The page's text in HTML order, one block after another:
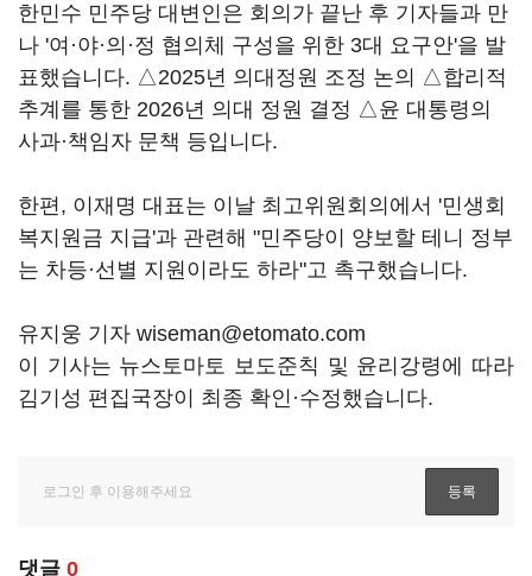
한민수 민주당 대변인은 회의가 끝난 후 기자들과 만
나 '여·야·의·정 협의체 구성을 위한 3대 요구안'을 발
표했습니다. △2025년 의대정원 조정 논의 △합리적
추계를 통한 2026년 의대 정원 결정 △윤 대통령의
사과·책임자 문책 등입니다.
한편, 이재명 대표는 이날 최고위원회의에서 '민생회
복지원금 지급'과 관련해 "민주당이 양보할 테니 정부
는 차등·선별 지원이라도 하라"고 촉구했습니다.
유지웅 기자 wiseman@etomato.com
이 기사는 뉴스토마토 보도준칙 및 윤리강령에 따라
김기성 편집국장이 최종 확인·수정했습니다.
댓글 0